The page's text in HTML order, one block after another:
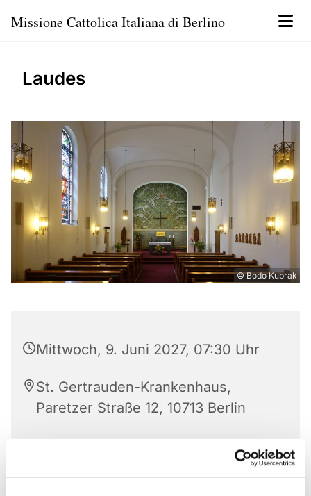
Missione Cattolica Italiana di Berlino
Laudes
© Bodo Kubrak
Mittwoch, 9. Juni 2027, 07:30 Uhr
St. Gertrauden-Krankenhaus,
Paretzer Straße 12, 10713 Berlin